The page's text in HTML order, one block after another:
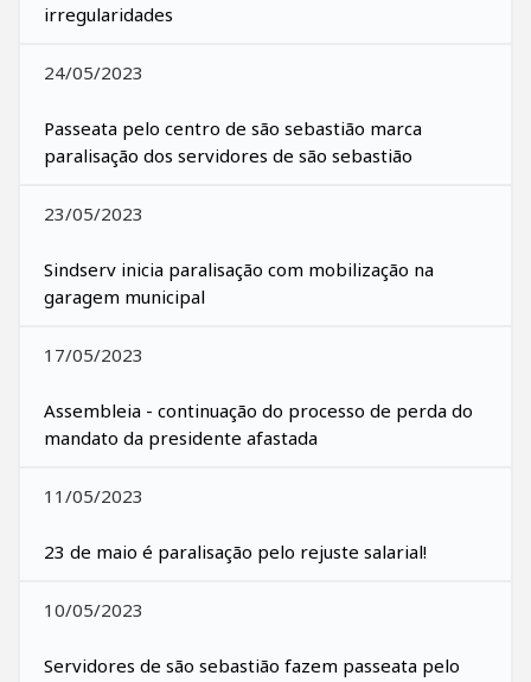
irregularidades
24/05/2023
Passeata pelo centro de são sebastião marca
paralisação dos servidores de são sebastião
23/05/2023
Sindserv inicia paralisação com mobilização na
garagem municipal
17/05/2023
Assembleia - continuação do processo de perda do
mandato da presidente afastada
11/05/2023
23 de maio é paralisação pelo rejuste salarial!
10/05/2023
Servidores de são sebastião fazem passeata pelo